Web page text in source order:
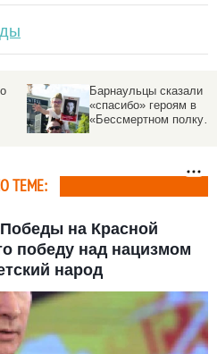
Барнаульцы сказали
«спасибо» героям в
«Бессмертном полку».
ТЕМЕ:
на Красной
победу над нацизмом
народ